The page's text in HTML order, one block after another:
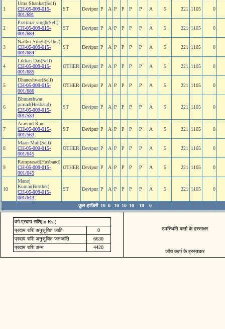
1
Uma Shankar(Self)
CH-05-009-015-
001/691
ST Devipur P A P P P P A 5 221 1105 0
2
Pratimar singh(Self)
CH-05-009-015-
001/684
ST Devipur P A P P P P A 5 221 1105 0
3
Nadhir Singh(Father)
CH-05-009-015-
001/684
ST Devipur P A P P P P A 5 221 1105 0
4
Likhan Das(Self)
CH-05-009-015-
001/685
OTHER Devipur P A P P P P A 5 221 1105 0
5
Dhaneshwar(Self)
CH-05-009-015-
001/686
OTHER Devipur P A P P P P A 5 221 1105 0
6
Bhuneshwar
prasad(Husband)
CH-05-009-015-
001/533
ST Devipur P A P P P P A 5 221 1105 0
7
Aravind Ram
CH-05-009-015-
001/563
ST Devipur P A P P P P A 5 221 1105 0
8
Maan Mati(Self)
CH-05-009-015-
001/645
OTHER Devipur P A P P P P A 5 221 1105 0
9
Ramprasad(Husband)
CH-05-009-015-
001/645
OTHER Devipur P A P P P P A 5 221 1105 0
10
Manoj
Kumar(Brother)
CH-05-009-015-
001/643
ST Devipur P A P P P P A 5 221 1105 0
कुल हाजिरी 10 0 10 10 10 10 0
वर्ग प्रदाय राशि(In Rs.)
प्रदाय राशि अनुसूचित जाति
0
प्रदाय राशि अनुसूचित जनजाति
6630
प्रदाय राशि अन्य
4420
उपस्थिति कर्ता के हस्ताक्षर
जॉच कर्ता के ह्रस्ताक्षर